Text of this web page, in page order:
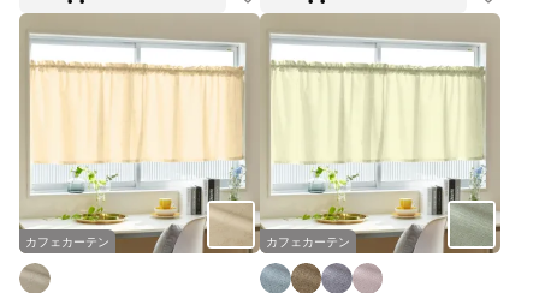
カフェカーテン カフェカーテン